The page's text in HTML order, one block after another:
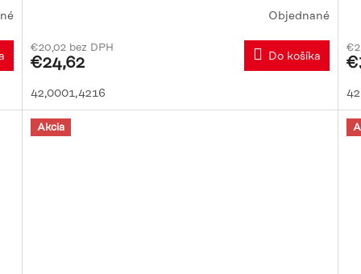
Objednané
€20,02 bez DPH
€24,62 Do košíka
42,0001,4216
Akcia